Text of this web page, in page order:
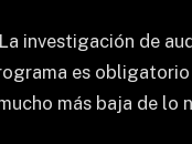
investigación de
es
más baja de lo